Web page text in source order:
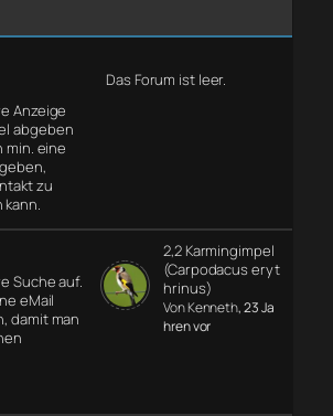
Anzeige
abgeben
min. eine
zu
Das Forum ist leer.
Suche auf.
eMail
damit man
2,2 Karmingimpel
(Carpodacus eryt
hrinus)
Von Kenneth, 23 Ja
hren vor